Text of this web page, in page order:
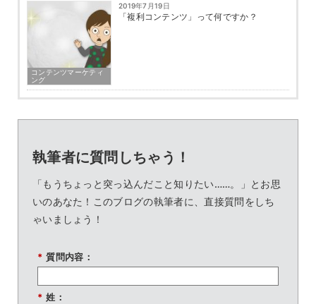
コンテンツマーケティ
ング
2019年7月19日
「複利コンテンツ」って何ですか？
執筆者に質問しちゃう！
「もうちょっと突っ込んだこと知りたい……。」とお思
いのあなた！このブログの執筆者に、直接質問をしち
ゃいましょう！
* 質問内容：
* 姓：